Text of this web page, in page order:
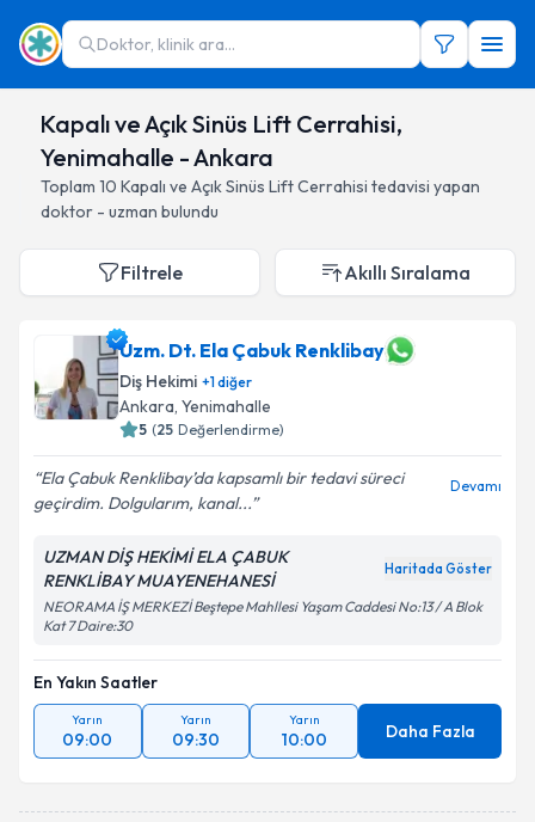
Doktor, klinik ara...
Kapalı ve Açık Sinüs Lift Cerrahisi,
Yenimahalle - Ankara
Toplam 10 Kapalı ve Açık Sinüs Lift Cerrahisi tedavisi yapan
doktor - uzman bulundu
Filtrele Akıllı Sıralama
Uzm. Dt. Ela Çabuk Renklibay
Diş Hekimi +1diğer
Ankara, Yenimahalle
5 (25 Değerlendirme)
Ela Çabuk Renklibay’da kapsamlı bir tedavi süreci
geçirdim. Dolgularım, kanal...
Devamı
UZMAN DİŞ HEKİMİ ELA ÇABUK
RENKLİBAY MUAYENEHANESİ
Haritada Göster
NEORAMA İŞ MERKEZİ Beştepe Mahllesi Yaşam Caddesi No:13 / A Blok
Kat 7 Daire:30
En Yakın Saatler
Yarın
09:00
Yarın
09:30
Yarın
10:00 Daha Fazla